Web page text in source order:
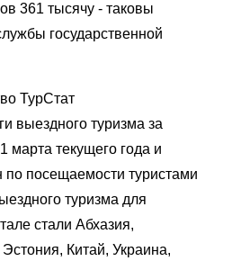
361 тысячу - таковы
государственной
ТурСтат
выездного туризма за
марта текущего года и
по посещаемости туристами
туризма для
стали Абхазия,
Китай, Украина,